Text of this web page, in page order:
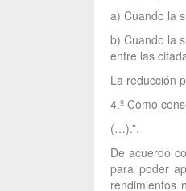
a) Cuando la
b) Cuando la
entre las
La reducción
4.º Como
(…).”.
De acuerdo
para poder
rendimientos